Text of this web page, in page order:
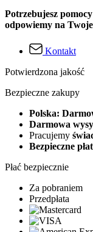
Potrzebujesz
odpowiemy na
Kontakt
Potwierdzona jakość
Bezpieczne zakupy
Polska:
Darmowa
Pracujemy
Bezpieczne
Płać bezpiecznie
Za pobraniem
Przedpłata